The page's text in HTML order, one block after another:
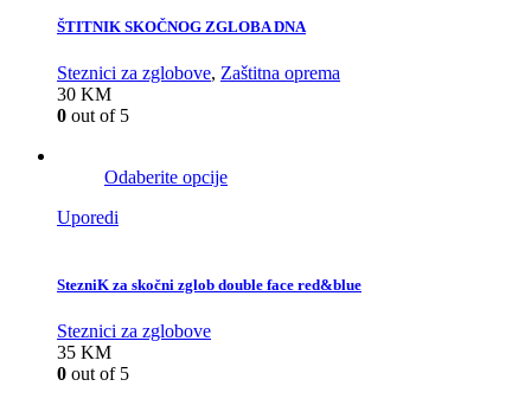
ŠTITNIK SKOČNOG ZGLOBA DNA
Steznici za zglobove, Zaštitna oprema
30 KM
0 out of 5
Odaberite opcije
Uporedi
StezniK za skočni zglob double face red&blue
Steznici za zglobove
35 KM
0 out of 5